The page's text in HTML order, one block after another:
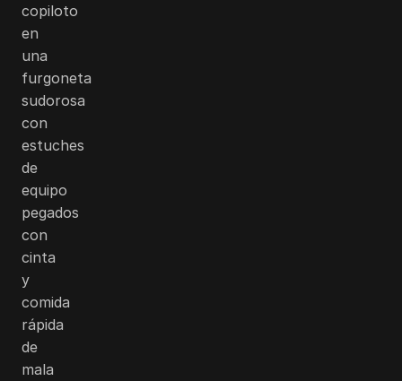
copiloto
en
una
furgoneta
sudorosa
con
estuches
de
equipo
pegados
con
cinta
y
comida
rápida
de
mala